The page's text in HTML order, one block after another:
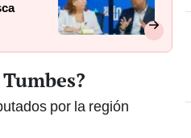
por la región